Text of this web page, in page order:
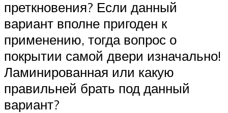
преткновения? Если данный
вариант вполне пригоден к
применению, тогда вопрос о
покрытии самой двери изначально!
Ламинированная или какую
правильней брать под данный
вариант?